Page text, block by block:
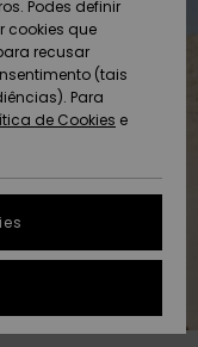
Podes definir
cookies que
recusar
(tais
Para
de Cookies e